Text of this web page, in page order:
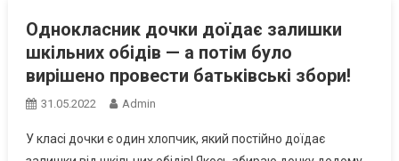
Однокласник дочки доїдає залишки
шкільних обідів — а потім було
вирішено провести батьківські збори!
31.05.2022 Admin
У класі дочки є один хлопчик, який постійно доїдає